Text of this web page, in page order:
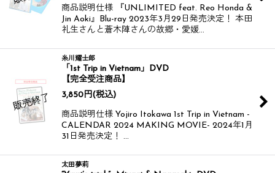
商品説明仕様 『UNLIMITED feat. Reo Honda &
Jin Aoki』Blu-ray 2023年3月29日発売決定！ 本田
礼生さんと蒼木陣さんの故郷・愛媛…
糸川耀士郎
「1st Trip in Vietnam」DVD
【完全受注商品】
3,850 円(税込)
商品説明仕様 Yojiro Itokawa 1st Trip in Vietnam -
CALENDAR 2024 MAKING MOVIE- 2024年1月
31日発売決定！ …
太田夢莉